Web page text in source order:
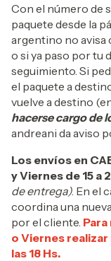
Con el número de
paquete desde la
argentino no avisa
o si ya paso por tu
seguimiento. Si
el paquete a
vuelve a destino
hacerse cargo de
andreani da aviso
Los envíos en
y Viernes de 15 a
de entrega). En el
coordina una
por el cliente.
o Viernes
las 18 Hs.